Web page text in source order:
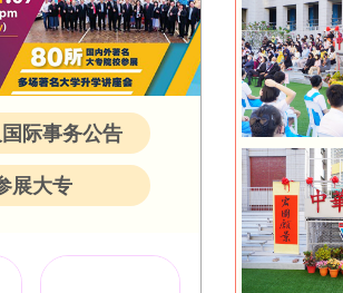
际事务公告
展大专